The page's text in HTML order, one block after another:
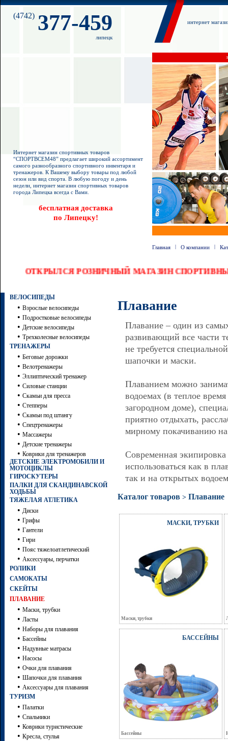
(4742) 377-459
липецк
интернет
Интернет магазин спортивных товаров
“СПОРТВСЕМ48” предлагает широкий ассортимент
самого разнообразного спортивного инвентаря и
тренажеров. К Вашему выбору товары под любой
сезон или вид спорта. В любую погоду и день
недели, интернет магазин спортивных товаров
города Липецка всегда с Вами.
бесплатная доставка
по Липецку!
Главная | О компании |
ОТКРЫЛСЯ РОЗНИЧНЫЙ МАГАЗИН
ВЕЛОСИПЕДЫ
• Взрослые велосипеды
• Подростковые велосипеды
• Детские велосипеды
• Трехколесные велосипеды
ТРЕНАЖЕРЫ
• Беговые дорожки
• Велотренажеры
• Эллиптический тренажер
• Силовые станции
• Скамьи для пресса
• Степперы
• Скамьи под штангу
• Спецтренажеры
• Массажеры
• Детские тренажеры
• Коврики для тренажеров
ДЕТСКИЕ ЭЛЕКТРОМОБИЛИ И
МОТОЦИКЛЫ
ГИРОСКУТЕРЫ
ПАЛКИ ДЛЯ СКАНДИНАВСКОЙ
ХОДЬБЫ
ТЯЖЕЛАЯ АТЛЕТИКА
• Диски
• Грифы
• Гантели
• Гири
• Пояс тяжелоатлетический
• Аксессуары, перчатки
РОЛИКИ
САМОКАТЫ
СКЕЙТЫ
ПЛАВАНИЕ
• Маски, трубки
• Ласты
• Наборы для плавания
• Бассейны
• Надувные матрасы
• Насосы
• Очки для плавания
• Шапочки для плавания
• Аксессуары для плавания
ТУРИЗМ
• Палатки
• Спальники
• Коврики туристические
• Кресла, стулья
Плавание
Плавание – один из
развивающий все части
не требуется
шапочки и маски.
Плаванием можно
водоемах (в теплое
загородном доме),
приятно отдыхать,
мирному покачиванию
Современная
использоваться как в
так и на открытых
Каталог товаров > Плавание
МАСКИ, ТРУБКИ
Маски, трубки
БАССЕЙНЫ
Бассейны